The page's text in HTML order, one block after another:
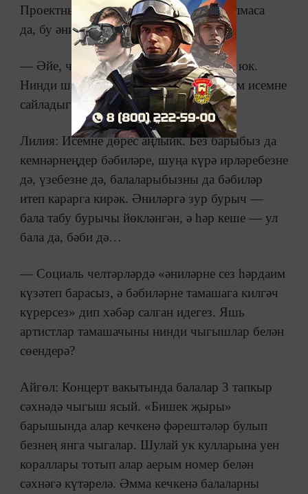
Проектның исемендә «әтиләр» сүзе булмаса
да, бу әниле-әтиле-бәбиле проект.
— Әйе, чыннан да, исемдә әтиләр сүзе юк.
Нинди шартларга таянып шушы күркәм исемне
сайладыгыз?
Лилия: Исемне дөрес аңлыйк. Без барыбыз да
кемнәрнеңдер бәбиләре, шуңа күрә ирләребезне
дә, үзебезне дә, балаларыбызны да бәбиләр
итеп карарга кирәк. Әниләргә зур бурыч —
бала табу бурычы йөкләнгән, ә һәр кеше — ул
бала да, бәби дә…
— Социаль челтәрләрдә «әниләрне сез һәрдаим
күзәтеп барасыз, ә бәбиләрне тамашага килгәч
күрерсез» дип хәбәр салган идегез. Яшь
артистлар тамашачыны нинди чыгышлар белән
сөендерә?
Айгөл: Концерт вакытында балалар 3 тапкыр
сәхнәдә чыгыш ясый. «Бишек җыры»
барышында алар кечкенә фәрештәләр булып
безнең янга чыгалар. Шулай ук кулларына уен
кораллары тотып алар аерым номер белән
сәхнәгә күтәрелә. Әмма кечкенә балаларны